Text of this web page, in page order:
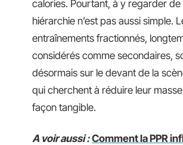
calories. Pourtant, à y regarder de
hiérarchie n’est pas aussi simple.
entraînements fractionnés,
considérés comme secondaires,
désormais sur le devant de la
qui cherchent à réduire leur
façon tangible.
A voir aussi : Comment la PPR